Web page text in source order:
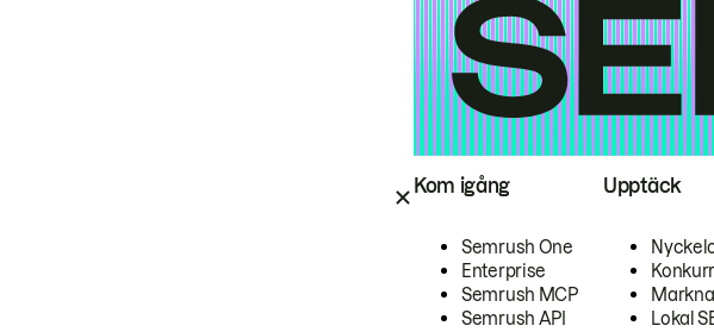
Kom igång
Semrush One
Enterprise
Semrush MCP
Semrush API
Upptäck
Lokal